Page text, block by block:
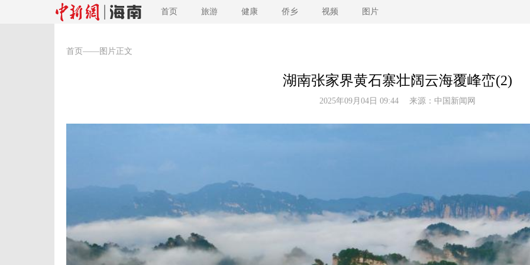
首页 旅游 健康 侨乡 视频 图片
首页 ——图片正文
湖南张家界黄石寨壮阔云海覆峰峦(2)
2025年09月04日 09:44 来源： 中国新闻网